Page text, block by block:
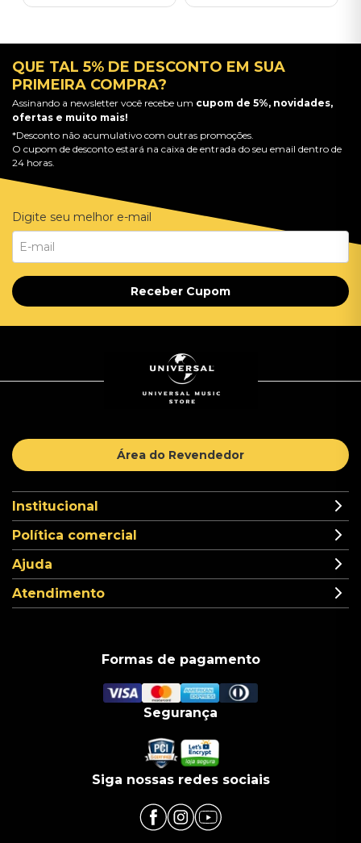
QUE TAL 5% DE DESCONTO EM SUA
PRIMEIRA COMPRA?
Assinando a newsletter você recebe um cupom de 5%, novidades,
ofertas e muito mais!
*Desconto não acumulativo com outras promoções.
O cupom de desconto estará na caixa de entrada do seu email dentro de
24 horas.
Digite seu melhor e-mail
Receber Cupom
Área do Revendedor
Institucional
Política comercial
Ajuda
Atendimento
Formas de pagamento
Segurança
Siga nossas redes sociais